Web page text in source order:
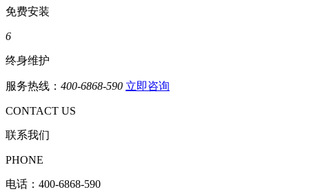
免费安装
6
终身维护
服务热线： 400-6868-590 立即咨询
CONTACT US
联系我们
PHONE
电话： 400-6868-590